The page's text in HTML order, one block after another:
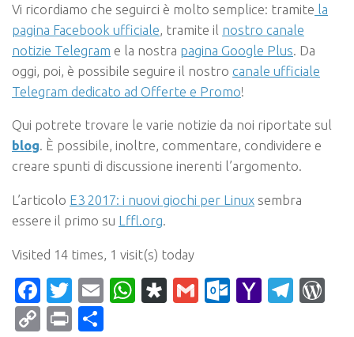
Vi ricordiamo che seguirci è molto semplice: tramite la
pagina Facebook ufficiale , tramite il nostro canale
notizie Telegram e la nostra pagina Google Plus Da
oggi, poi, è possibile seguire il nostro canale ufficiale
Telegram dedicato ad Offerte e Promo!
Qui potrete trovare le varie notizie da noi riportate sul
blog. È possibile, inoltre, commentare, condividere e
creare spunti di discussione inerenti l’argomento.
L’articolo E3 2017: i nuovi giochi per Linux sembra
essere il primo su Lffl.org.
Visited 14 times, 1 visit(s) today
Facebook
Twitter
EmailWhatsApp
Diaspora
Gmail Yahoo
CopyPrint